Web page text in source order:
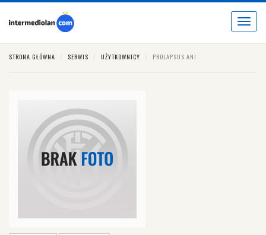
Toggle
STRONA GŁÓWNA SERWIS UŻYTKOWNICY PROLAPSUS ANI